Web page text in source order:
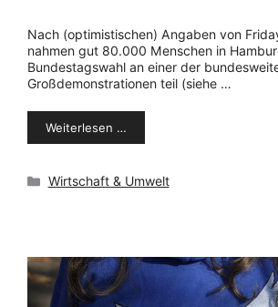
Nach (optimistischen) Angaben von
nahmen gut 80.000 Menschen in
Bundestagswahl an einer der
Großdemonstrationen teil (siehe …
Weiterlesen …
Kategorien
Wirtschaft & Umwelt